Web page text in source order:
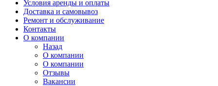
Условия аренды и оплаты
Доставка и самовывоз
Ремонт и обслуживание
Контакты
О компании
Назад
О компании
О компании
Отзывы
Вакансии